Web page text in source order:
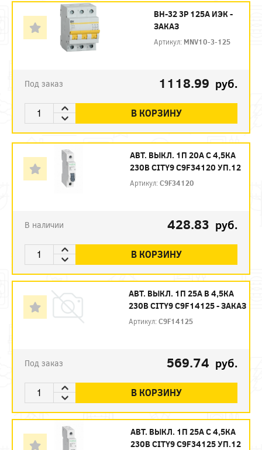
ВН-32 3P 125А ИЭК -
ЗАКАЗ
Артикул: MNV10-3-125
Под заказ 1118.99 руб.
В КОРЗИНУ
АВТ. ВЫКЛ. 1П 20А С 4,5КА
230В CITY9 C9F34120 УП.12
Артикул:C9F34120
В наличии 428.83 руб.
В КОРЗИНУ
АВТ. ВЫКЛ. 1П 25А B 4,5КА
230В CITY9 C9F14125 - ЗАКАЗ
Артикул:C9F14125
Под заказ 569.74 руб.
В КОРЗИНУ
АВТ. ВЫКЛ. 1П 25А С 4,5КА
230В CITY9 C9F34125 УП.12